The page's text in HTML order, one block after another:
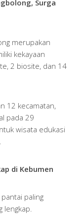
Surga
merupakan
kekayaan
2 biosite, dan 14
12 kecamatan,
pada 29
wisata edukasi
di Kebumen
paling
lengkap.